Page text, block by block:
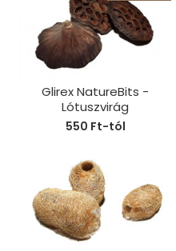
Glirex NatureBits -
Lótuszvirág
550 Ft-tól